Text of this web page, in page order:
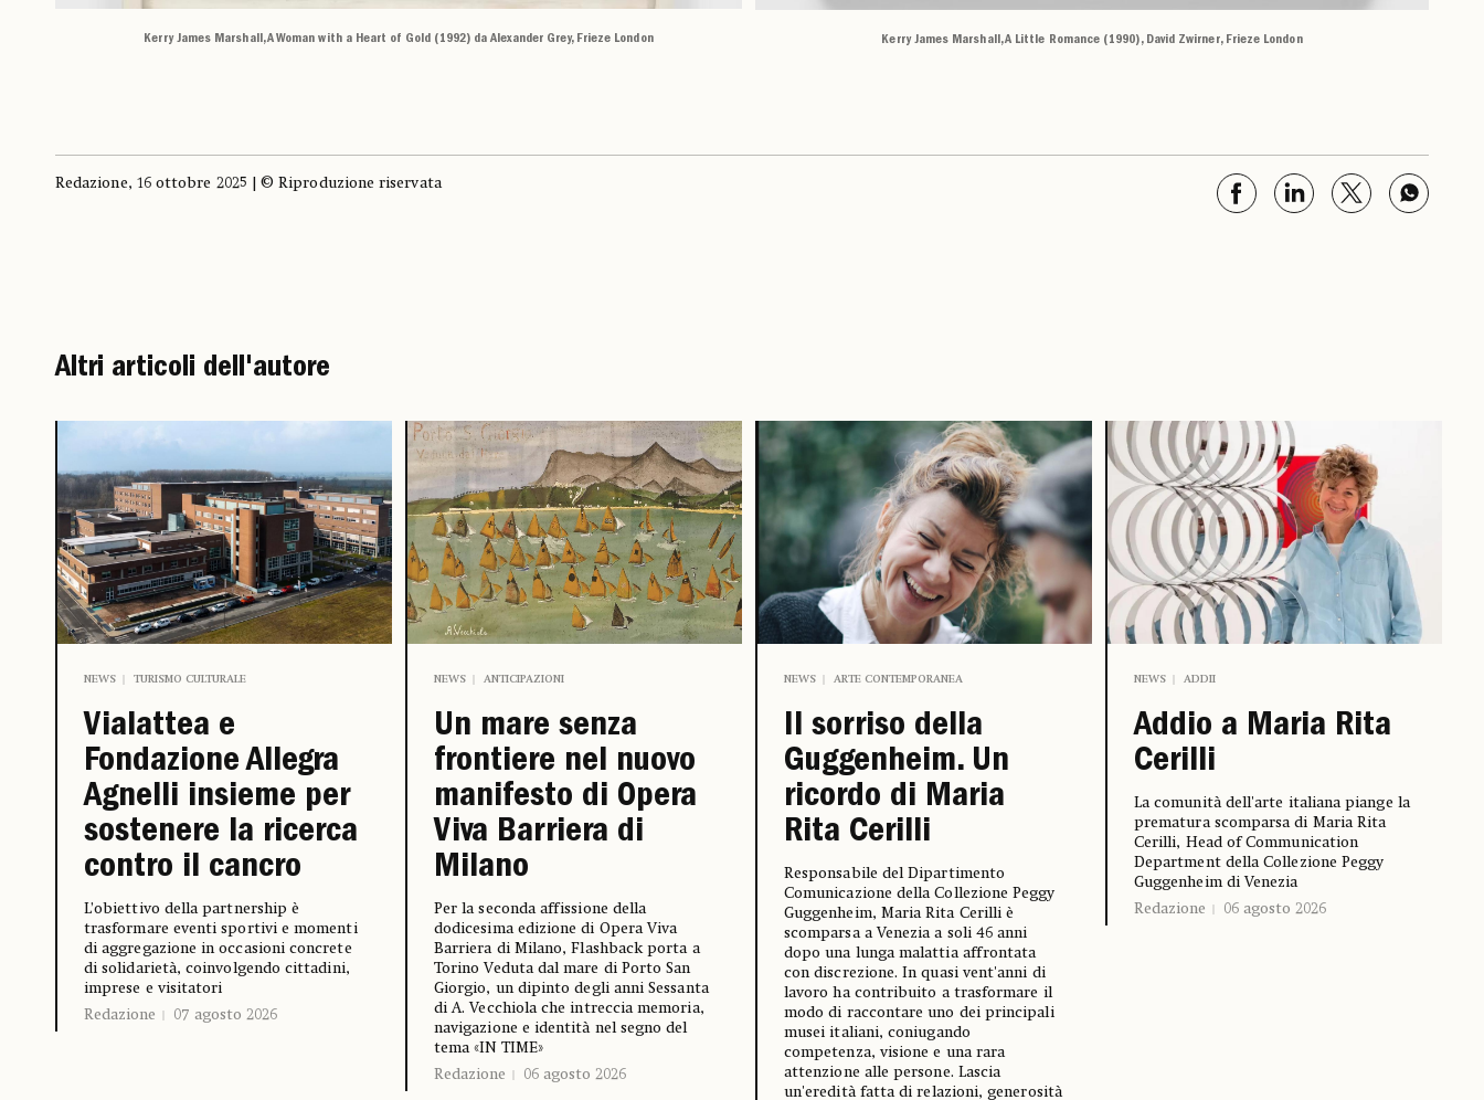
Kerry James Marshall, A Woman with a Heart of Gold (1992) da Alexander Grey, Frieze London Kerry James Marshall, A Little Romance (1990), David Zwirner, Frieze London
Redazione, 16 ottobre 2025 | © Riproduzione riservata
Altri articoli dell'autore
NEWS TURISMO CULTURALE
Vialattea e
Fondazione Allegra
Agnelli insieme per
sostenere la ricerca
contro il cancro
L’obiettivo della partnership è
trasformare eventi sportivi e momenti
di aggregazione in occasioni concrete
di solidarietà, coinvolgendo cittadini,
imprese e visitatori
Redazione
07 agosto 2026
NEWS ANTICIPAZIONI
Un mare senza
frontiere nel nuovo
manifesto di Opera
Viva Barriera di
Milano
Per la seconda affissione della
dodicesima edizione di Opera Viva
Barriera di Milano, Flashback porta a
Torino Veduta dal mare di Porto San
Giorgio, un dipinto degli anni Sessanta
di A. Vecchiola che intreccia memoria,
navigazione e identità nel segno del
tema «IN TIME»
Redazione
06 agosto 2026
NEWS ARTE CONTEMPORANEA
Il sorriso della
Guggenheim. Un
ricordo di Maria
Rita Cerilli
Responsabile del Dipartimento
Comunicazione della Collezione Peggy
Guggenheim, Maria Rita Cerilli è
scomparsa a Venezia a soli 46 anni
dopo una lunga malattia affrontata
con discrezione. In quasi vent'anni di
lavoro ha contribuito a trasformare il
modo di raccontare uno dei principali
musei italiani, coniugando
competenza, visione e una rara
attenzione alle persone. Lascia
un'eredità fatta di relazioni, generosità
NEWS ADDII
Addio a Maria Rita
Cerilli
La comunità dell'arte italiana piange la
prematura scomparsa di Maria Rita
Cerilli, Head of Communication
Department della Collezione Peggy
Guggenheim di Venezia
Redazione
06 agosto 2026